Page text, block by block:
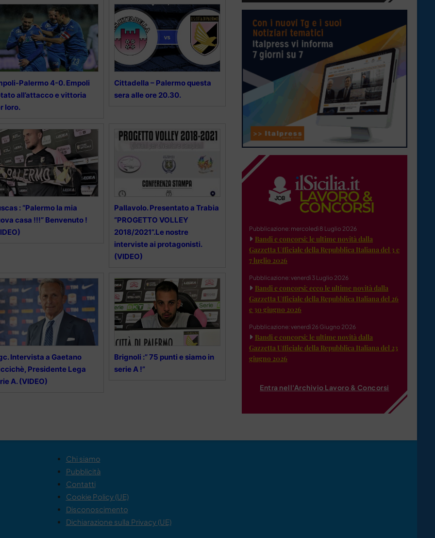
Palermo 4-0. Empoli
all’attacco e vittoria
loro.
Cittadella – Palermo questa
sera alle ore 20.30.
: “Palermo la mia
casa !!!” Benvenuto !
Pallavolo. Presentato a Trabia
“PROGETTO VOLLEY
2018/2021”.Le nostre
interviste ai protagonisti.
(VIDEO)
Intervista a Gaetano
Presidente Lega
A. (VIDEO)
Brignoli :” 75 punti e siamo in
serie A !”
Pubblicazione: mercoledì 8 Luglio 2026
Bandi e concorsi: le ultime novità dalla
Gazzetta Ufficiale della Repubblica Italiana del 3 e
7 luglio 2026
Pubblicazione: venerdì 3 Luglio 2026
Bandi e concorsi: ecco le ultime novità dalla
Gazzetta Ufficiale della Repubblica Italiana del 26
e 30 giugno 2026
Pubblicazione: venerdì 26 Giugno 2026
Bandi e concorsi: le ultime novità dalla
Gazzetta Ufficiale della Repubblica Italiana del 23
giugno 2026
Entra nell'Archivio Lavoro & Concorsi
Chi siamo
Pubblicità
Contatti
Cookie Policy (UE)
Disconoscimento
Dichiarazione sulla Privacy (UE)